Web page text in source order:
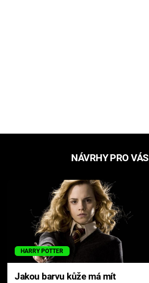
NÁVRHY PRO VÁS
HARRY POTTER
Jakou barvu kůže má mít